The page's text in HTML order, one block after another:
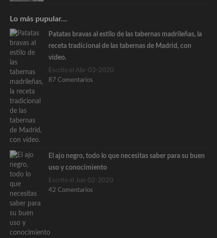
Lo más pupular…
Patatas bravas al estilo de las tabernas madrileñas, la
receta tradicional de las tabernas de Madrid, con
vídeo.
Escrito el Abr-03-2020
87 Comentarios
El ajo negro, todo lo que necesitas saber para su buen
uso y conocimiento
Escrito el Jun-02-2020
42 Comentarios